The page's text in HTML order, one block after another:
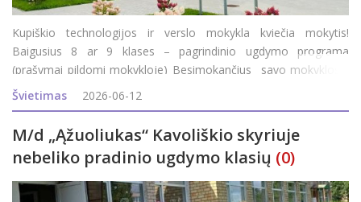
Kupiškio technologijos ir verslo mokykla kviečia mokytis!
Baigusius 8 ar 9 klases – pagrindinio ugdymo programa
(prašymai pildomi mokykloje) Besimokančius savo mokyklos /
gimnazijos 11-12 (III-IV) klasėse - profesinio mokymo modulis.
Baigusius 10 klasių ir įgijusius pagr
Švietimas 2026-06-12
M/d „Ąžuoliukas“ Kavoliškio skyriuje
nebeliko pradinio ugdymo klasių (0)